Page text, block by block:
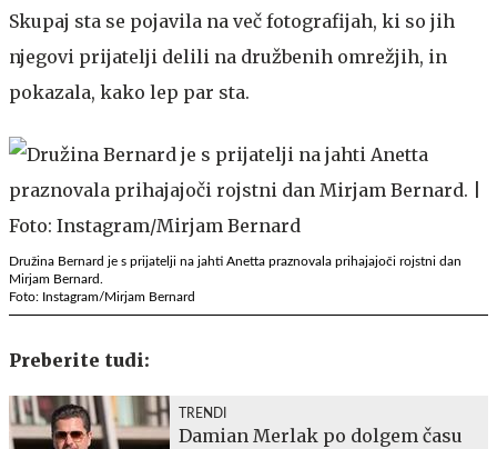
Skupaj sta se pojavila na več fotografijah, ki so jih
njegovi prijatelji delili na družbenih omrežjih, in
pokazala, kako lep par sta.
Družina Bernard je s prijatelji na jahti Anetta praznovala prihajajoči rojstni dan
Mirjam Bernard.
Foto: Instagram/Mirjam Bernard
Preberite tudi:
TRENDI
Damian Merlak po dolgem času